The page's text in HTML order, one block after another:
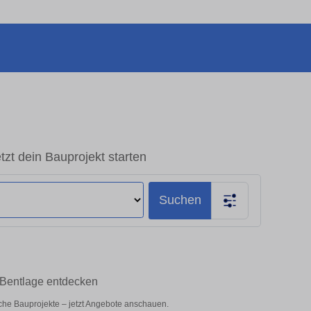
dein Bauprojekt starten
Suchen
entdecken
Bauprojekte – jetzt Angebote anschauen.